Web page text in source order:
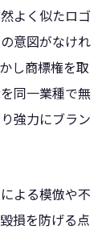
よく似たロゴ
意図がなけれ
し商標権を取
同一業種で無
強力にブラン
よる模倣や不
損を防げる点